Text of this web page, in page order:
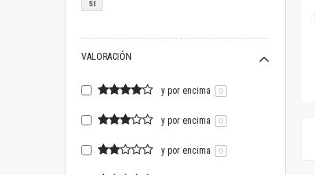
si
VALORACIÓN
y por encima 0
y por encima 0
y por encima 0